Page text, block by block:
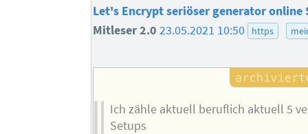
Let's Encrypt seriöser generator online
Mitleser 2.0 23.05.2021 10:50 https
Ich zähle aktuell beruflich aktuell 5
Setups